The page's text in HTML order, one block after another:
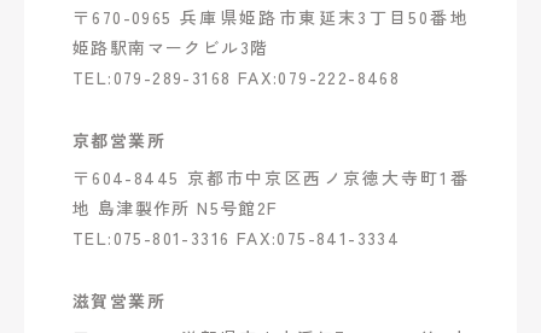
〒670-0965 兵庫県姫路市東延末3丁目50番地
姫路駅南マークビル3階
TEL:079-289-3168 FAX:079-222-8468
京都営業所
〒604-8445 京都市中京区西ノ京徳大寺町1番
地 島津製作所 N5号館2F
TEL:075-801-3316 FAX:075-841-3334
滋賀営業所